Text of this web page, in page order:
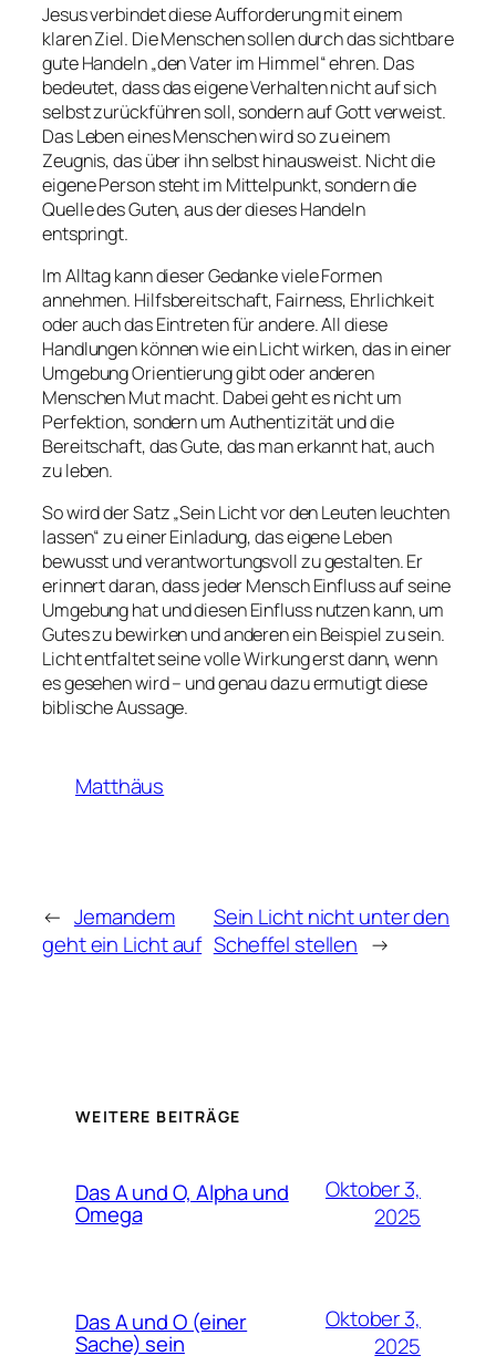
Jesus verbindet diese Aufforderung mit einem
klaren Ziel. Die Menschen sollen durch das sichtbare
gute Handeln „den Vater im Himmel“ ehren. Das
bedeutet, dass das eigene Verhalten nicht auf sich
selbst zurückführen soll, sondern auf Gott verweist.
Das Leben eines Menschen wird so zu einem
Zeugnis, das über ihn selbst hinausweist. Nicht die
eigene Person steht im Mittelpunkt, sondern die
Quelle des Guten, aus der dieses Handeln
entspringt.
Im Alltag kann dieser Gedanke viele Formen
annehmen. Hilfsbereitschaft, Fairness, Ehrlichkeit
oder auch das Eintreten für andere. All diese
Handlungen können wie ein Licht wirken, das in einer
Umgebung Orientierung gibt oder anderen
Menschen Mut macht. Dabei geht es nicht um
Perfektion, sondern um Authentizität und die
Bereitschaft, das Gute, das man erkannt hat, auch
zu leben.
So wird der Satz „Sein Licht vor den Leuten leuchten
lassen“ zu einer Einladung, das eigene Leben
bewusst und verantwortungsvoll zu gestalten. Er
erinnert daran, dass jeder Mensch Einfluss auf seine
Umgebung hat und diesen Einfluss nutzen kann, um
Gutes zu bewirken und anderen ein Beispiel zu sein.
Licht entfaltet seine volle Wirkung erst dann, wenn
es gesehen wird – und genau dazu ermutigt diese
biblische Aussage.
Matthäus
← Jemandem
geht ein Licht auf
Sein Licht nicht unter den
Scheffel stellen →
WEITERE BEITRÄGE
Das A und O, Alpha und
Omega
Oktober 3,
2025
Das A und O (einer
Sache) sein
Oktober 3,
2025